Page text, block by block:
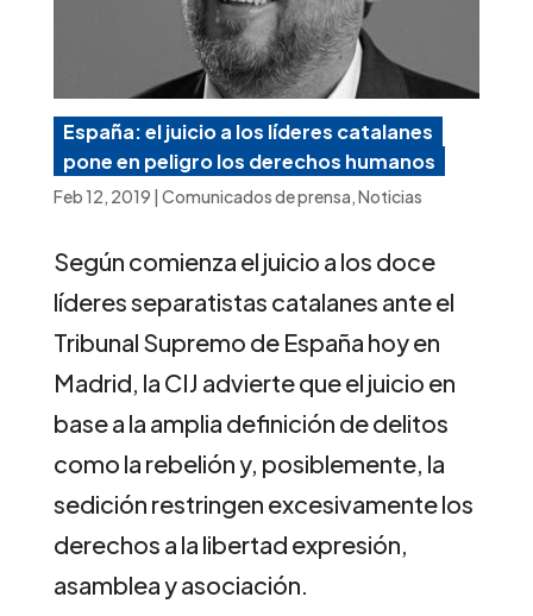
España: el juicio a los líderes catalanes
pone en peligro los derechos humanos
Feb 12, 2019 | Comunicados de prensa,Noticias
Según comienza el juicio a los doce
líderes separatistas catalanes ante el
Tribunal Supremo de España hoy en
Madrid, la CIJ advierte que el juicio en
base a la amplia definición de delitos
como la rebelión y, posiblemente, la
sedición restringen excesivamente los
derechos a la libertad expresión,
asamblea y asociación.